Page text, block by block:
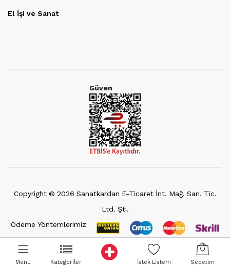
El İşi ve Sanat
Güven
Copyright © 2026 Sanatkardan E-Ticaret İnt. Mağ. San. Tic.
Ltd. Şti.
Ödeme Yöntemlerimiz
Menü Kategoriler İstek Listem Sepetim